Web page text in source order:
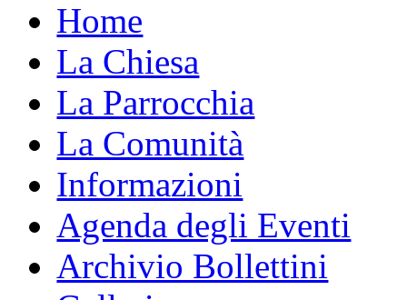
Home
La Chiesa
La Parrocchia
La Comunità
Informazioni
Agenda degli Eventi
Archivio Bollettini